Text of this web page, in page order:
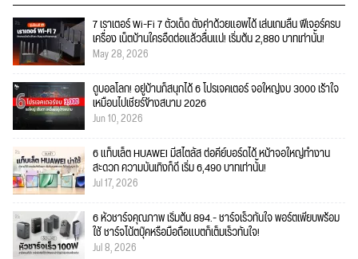
7 เราเตอร์ Wi-Fi 7 ตัวเด็ด ตั้งค่าด้วยแอพได้ เล่นเกมลื่น ฟีเจอร์ครบ
เครื่อง เน็ตบ้านใครอืดต่อแล้วลื่นแน่! เริ่มต้น 2,880 บาทเท่านั้น!
May 28, 2026
ดูบอลโลก! อยู่บ้านก็สนุกได้ 6 โปรเจคเตอร์ จอใหญ่งบ 3000 เร้าใจ
เหมือนไปเชียร์ข้างสนาม 2026
Jun 10, 2026
6 แท็บเล็ต HUAWEI มีสไตลัส ต่อคีย์บอร์ดได้ หน้าจอใหญ่ทำงาน
สะดวก ความบันเทิงก็ดี เริ่ม 6,490 บาทเท่านั้น!
Jul 17, 2026
6 หัวชาร์จคุณภาพ เริ่มต้น 894.- ชาร์จเร็วทันใจ พอร์ตเพียบพร้อม
ใช้ ชาร์จโน้ตบุ๊คหรือมือถือแบตก็เต็มเร็วทันใจ!
Jul 8, 2026